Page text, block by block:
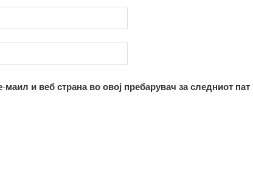
маил и веб страна во овој пребарувач за следниот пат